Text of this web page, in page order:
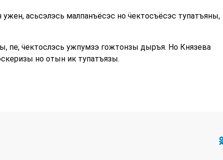
асьсэлэсь малпанъёсэс но ӵектосъёсэс тупатъяны,
пе, ӵектослэсь ужпумзэ гожтонзы дыръя. Но Князева
но отын ик тупатъязы.